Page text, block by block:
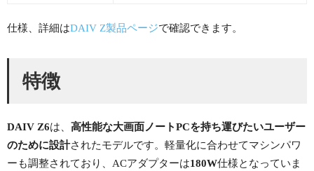
仕様、詳細はDAIV Z製品ページで確認できます。
特徴
DAIV Z6は、 高性能な大画面ノートPCを持ち運びたいユーザー
のために設計されたモデルです。軽量化に合わせてマシンパワ
ーも調整されており、ACアダプターは180W仕様となっていま